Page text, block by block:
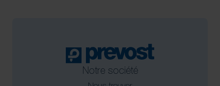
Notre société